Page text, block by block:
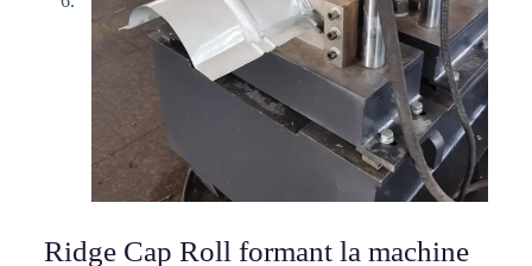
Ridge Cap Roll formant la machine